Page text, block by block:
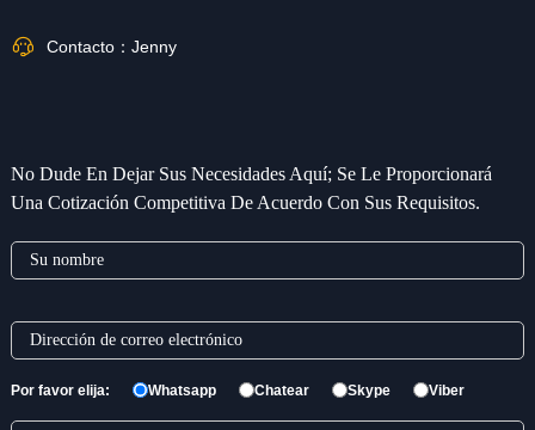
Contacto： Jenny
No Dude En Dejar Sus Necesidades Aquí; Se Le Proporcionará
Una Cotización Competitiva De Acuerdo Con Sus Requisitos.
Por favor elija: Whatsapp Chatear Skype Viber